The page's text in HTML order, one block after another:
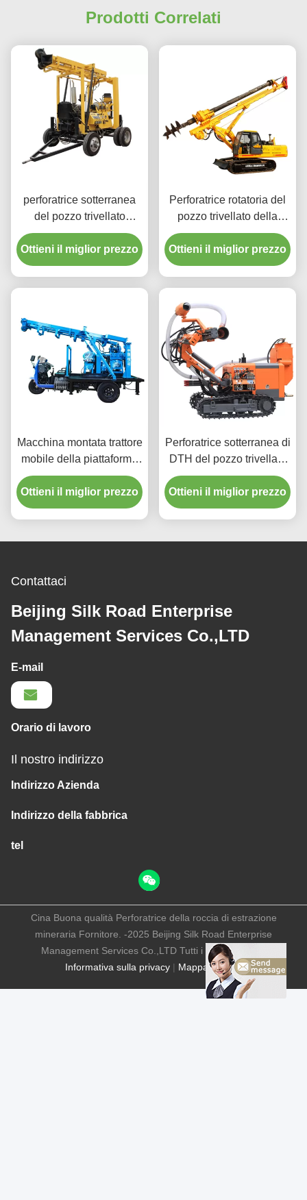
Prodotti Correlati
perforatrice sotterranea
del pozzo trivellato
dell'acqua profonda di
200m
Ottieni il miglior prezzo
Perforatrice rotatoria del
pozzo trivellato della
costruzione 25m di
configurazione
Ottieni il miglior prezzo
Macchina montata trattore
mobile della piattaforma
di produzione del pozzo
trivellato dell'acqua
Ottieni il miglior prezzo
Perforatrice sotterranea di
DTH del pozzo trivellato
pneumatico della roccia
Ottieni il miglior prezzo
Contattaci
Beijing Silk Road Enterprise
Management Services Co.,LTD
E-mail
Orario di lavoro
Il nostro indirizzo
Indirizzo Azienda
Indirizzo della fabbrica
tel
Informativa sulla privacy | Mappa del sito
Cina Buona qualità Perforatrice della roccia di estrazione
mineraria Fornitore. -2025 Beijing Silk Road Enterprise
Management Services Co.,LTD Tutti i diritti riservati.